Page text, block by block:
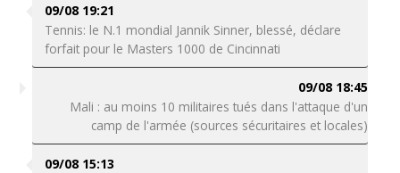
09/08 19:21
Tennis: le N.1 mondial Jannik Sinner, blessé, déclare
forfait pour le Masters 1000 de Cincinnati
09/08 18:45
Mali : au moins 10 militaires tués dans l'attaque d'un
camp de l'armée (sources sécuritaires et locales)
09/08 15:13